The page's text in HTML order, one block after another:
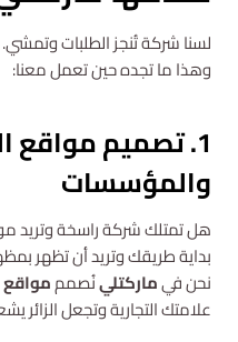
لسنا شركة تُنجز الطلبات
وهذا ما تجده حين تعمل معنا:
1. تصميم مواقع
والمؤسسات
هل تمتلك شركة راسخة وتريد
بداية طريقك وتريد أن تظهر
نحن فيماركتلينُصمم
علامتك التجارية وتجعل الزائر